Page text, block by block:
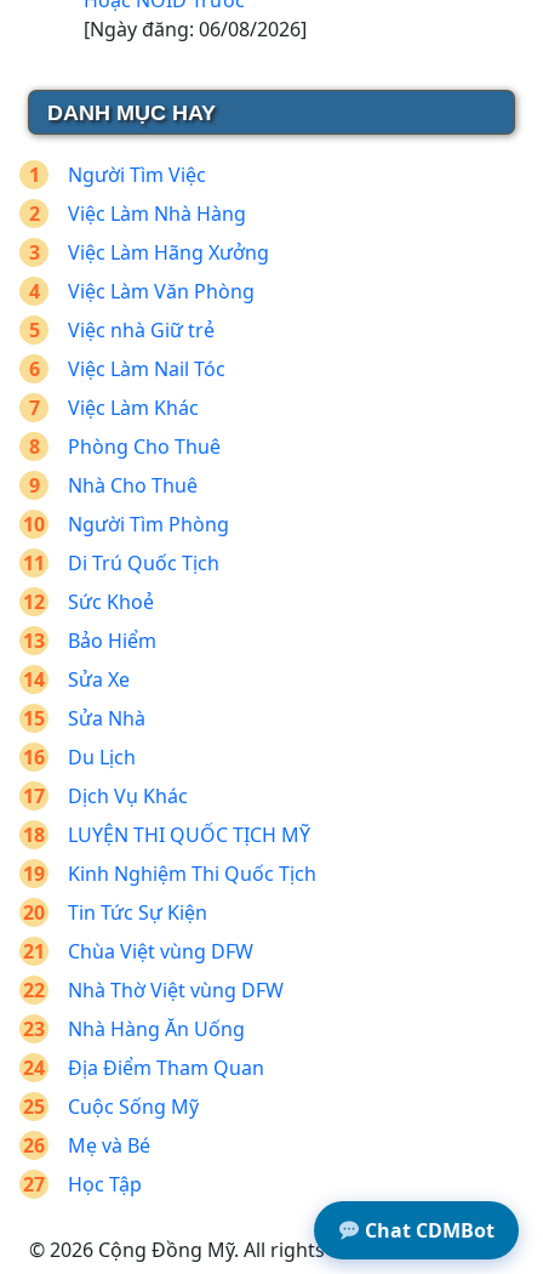
[Ngày đăng: 06/08/2026]
DANH MỤC HAY
Người Tìm Việc
Việc Làm Nhà Hàng
Việc Làm Hãng Xưởng
Việc Làm Văn Phòng
Việc nhà Giữ trẻ
Việc Làm Nail Tóc
Việc Làm Khác
Phòng Cho Thuê
Nhà Cho Thuê
Người Tìm Phòng
Di Trú Quốc Tịch
Sức Khoẻ
Bảo Hiểm
Sửa Xe
Sửa Nhà
Du Lịch
Dịch Vụ Khác
LUYỆN THI QUỐC TỊCH MỸ
Kinh Nghiệm Thi Quốc Tịch
Tin Tức Sự Kiện
Chùa Việt vùng DFW
Nhà Thờ Việt vùng DFW
Nhà Hàng Ăn Uống
Địa Điểm Tham Quan
Cuộc Sống Mỹ
Mẹ và Bé
Học Tập
© 2026 Cộng Đồng Mỹ. All rights reserved.
Chat CDMBot